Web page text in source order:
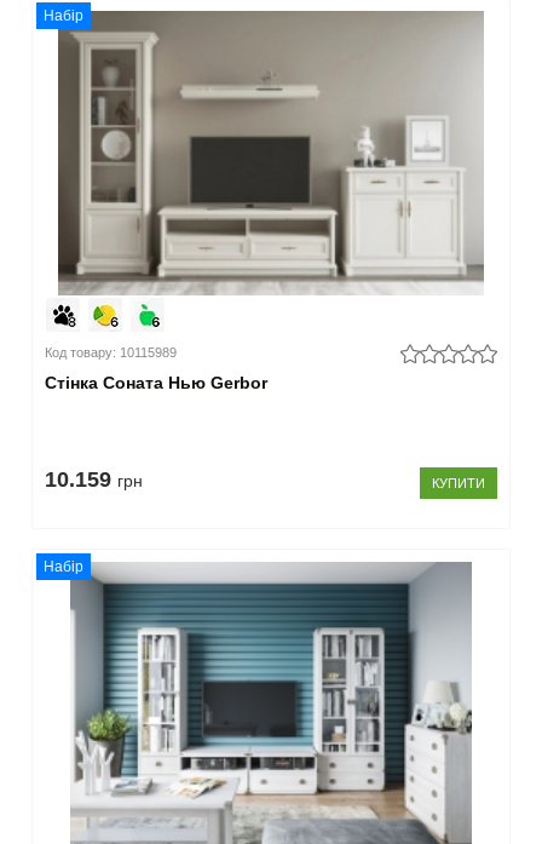
Набір
Код товару: 10115989
Стінка Соната Нью Gerbor
10.159 грн КУПИТИ
Набір